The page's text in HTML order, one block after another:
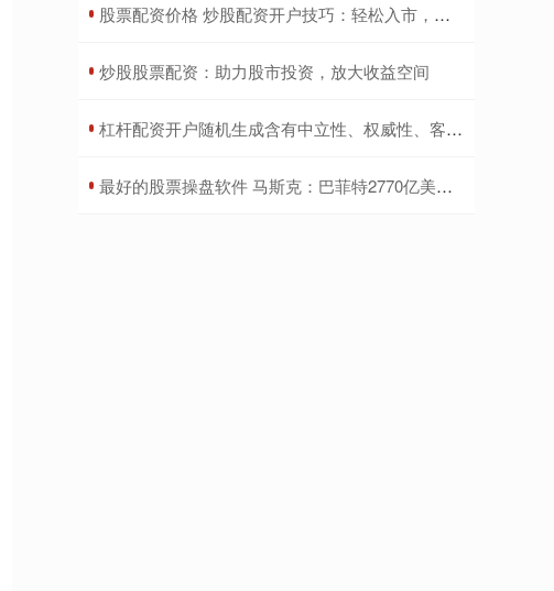
​股票配资价格 炒股配资开户技巧：轻松入市，稳健获利
​炒股股票配资：助力股市投资，放大收益空间
​杠杆配资开户随机生成含有中立性、权威性、客观性、合规性和信息实用性适合网站发布不超30字的标题
​最好的股票操盘软件 马斯克：巴菲特2770亿美元现金储备太疯狂